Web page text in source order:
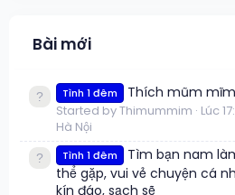
Bài mới
Tình 1 đêm Thích mũm mĩm
Started by Thimummim Lúc
Hà Nội
Tình 1 đêm
Tìm bạn nam
thể gặp, vui vẻ chuyện cá
kín đáo, sạch sẽ